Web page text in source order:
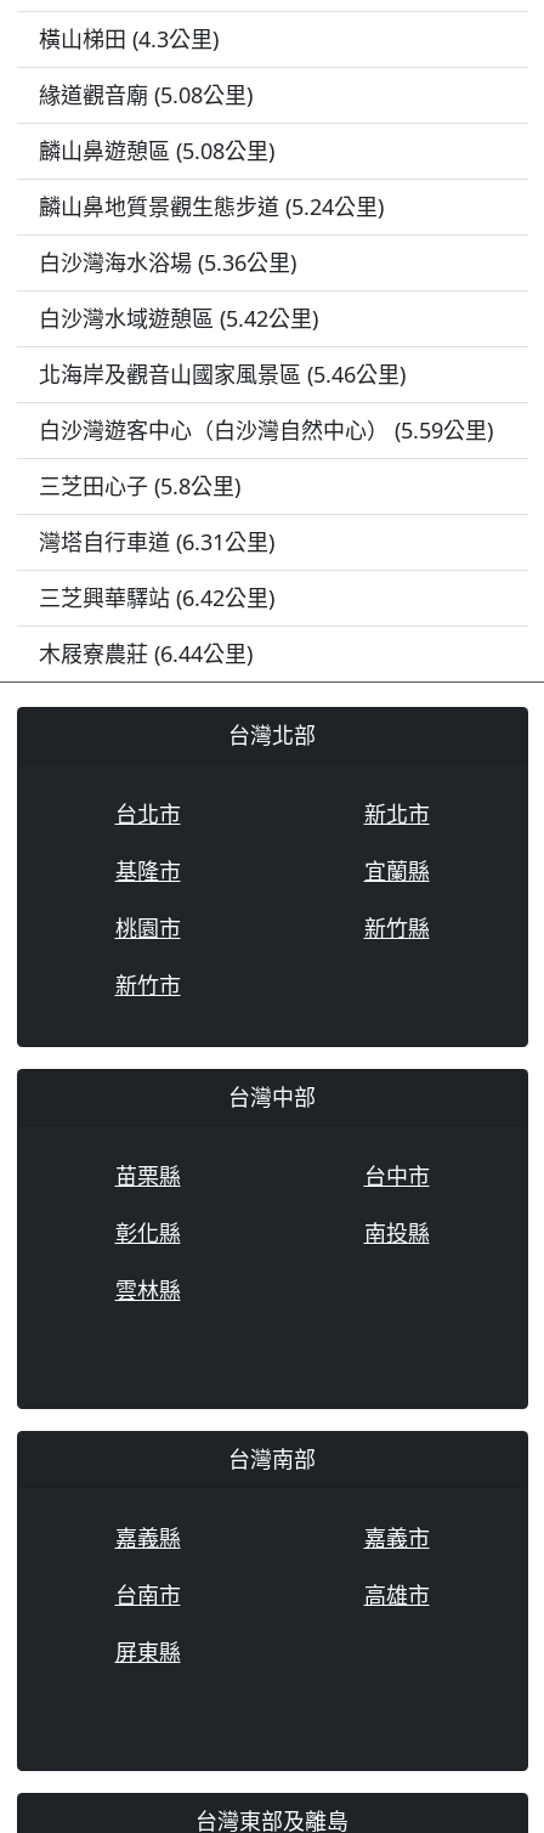
橫山梯田 (4.3公里)
緣道觀音廟 (5.08公里)
麟山鼻遊憩區 (5.08公里)
麟山鼻地質景觀生態步道 (5.24公里)
白沙灣海水浴場 (5.36公里)
白沙灣水域遊憩區 (5.42公里)
北海岸及觀音山國家風景區 (5.46公里)
白沙灣遊客中心（白沙灣自然中心） (5.59公里)
三芝田心子 (5.8公里)
灣塔自行車道 (6.31公里)
三芝興華驛站 (6.42公里)
木屐寮農莊 (6.44公里)
台灣北部
台北市
新北市
基隆市
宜蘭縣
桃園市
新竹縣
新竹市
台灣中部
苗栗縣
台中市
彰化縣
南投縣
雲林縣
台灣南部
嘉義縣
嘉義市
台南市
高雄市
屏東縣
台灣東部及離島